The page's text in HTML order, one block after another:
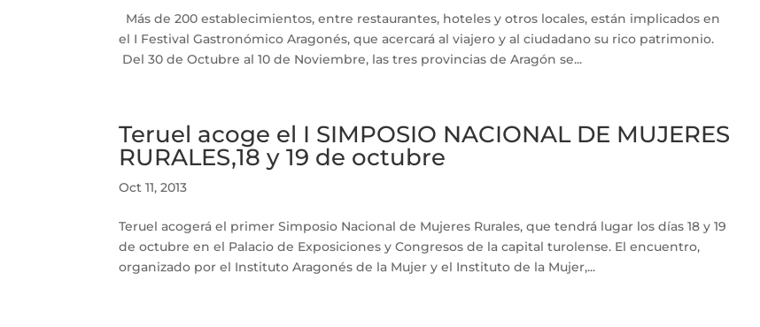
Más de 200 establecimientos, entre restaurantes, hoteles y otros locales, están implicados en
el I Festival Gastronómico Aragonés, que acercará al viajero y al ciudadano su rico patrimonio.
Del 30 de Octubre al 10 de Noviembre, las tres provincias de Aragón se...
Teruel acoge el I SIMPOSIO NACIONAL DE MUJERES
RURALES,18 y 19 de octubre
Oct 11, 2013
Teruel acogerá el primer Simposio Nacional de Mujeres Rurales, que tendrá lugar los días 18 y 19
de octubre en el Palacio de Exposiciones y Congresos de la capital turolense. El encuentro,
organizado por el Instituto Aragonés de la Mujer y el Instituto de la Mujer,...